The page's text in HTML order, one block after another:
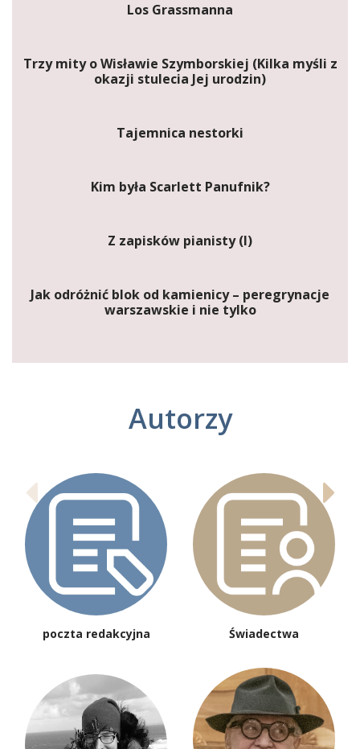
Los Grassmanna
Trzy mity o Wisławie Szymborskiej (Kilka myśli z
okazji stulecia Jej urodzin)
Tajemnica nestorki
Kim była Scarlett Panufnik?
Z zapisków pianisty (I)
Jak odróżnić blok od kamienicy – peregrynacje
warszawskie i nie tylko
Autorzy
poczta redakcyjna Świadectwa